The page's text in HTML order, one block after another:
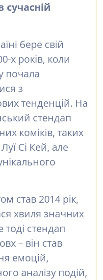
сучасній
бере свій
х років, коли
почала
з
тенденцій. На
стендап
коміків, таких
Сі Кей, але
став 2014 рік,
хвиля значних
тоді стендап
– він став
емоцій,
аналізу подій,